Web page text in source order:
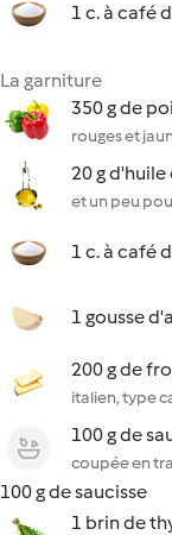
1 c. à café
La garniture
350 g de
rouges et
20 g
et un peu
1 c. à café
1 gousse
200 g de
italien, type
100 g de
coupée en
100 g de saucisse
1 brin de